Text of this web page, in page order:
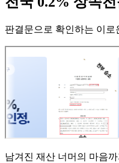
판결문으로 확인하는 이로
남겨진 재산 너머의 마음까